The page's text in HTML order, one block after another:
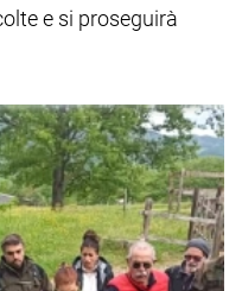
e si proseguirà